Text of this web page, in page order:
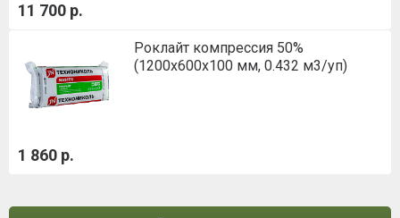
11 700 р.
Роклайт компрессия 50%
(1200х600х100 мм, 0.432 м3/уп)
1 860 р.